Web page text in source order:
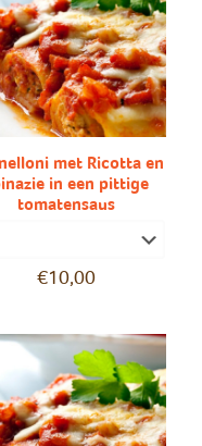
met Ricotta en
in een pittige
tomatensaus
€10,00